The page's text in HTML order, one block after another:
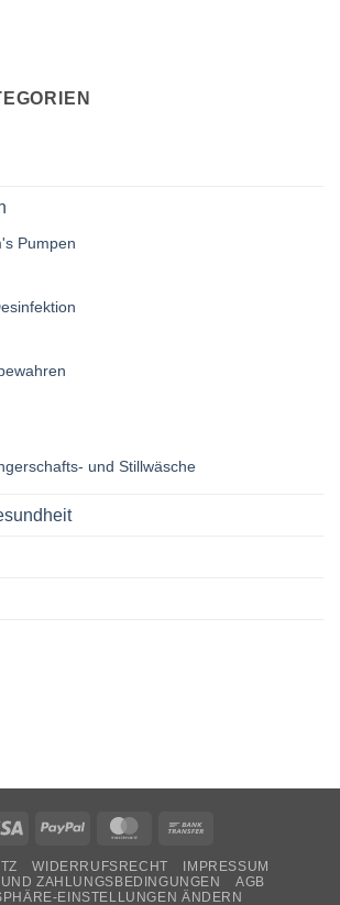
Pumpen
und Stillwäsche
Visa PayPal MasterCard
WIDERRUFSRECHT
IMPRESSUM
ZAHLUNGSBEDINGUNGEN
AGB
EINSTELLUNGEN ÄNDERN